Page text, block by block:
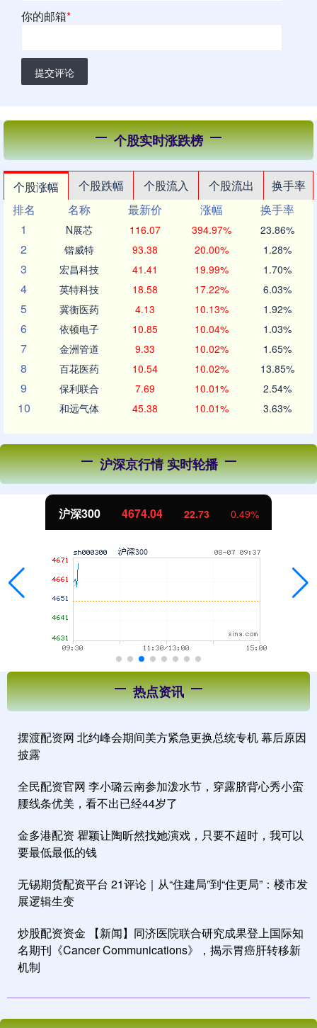
你的邮箱*
提交评论
个股实时涨跌榜
个股涨幅 个股跌幅 个股流入 个股流出
换手率
排名
名称 最新价 涨幅
换手率
1
N展芯 116.07 394.97% 23.86%
2 锴威特 93.38 20.00% 1.28%
3 宏昌科技 41.41 19.99% 1.70%
4 英特科技 18.58 17.22% 6.03%
5 冀衡医药 4.13 10.13% 1.92%
6 依顿电子 10.85 10.04% 1.03%
7 金洲管道 9.33 10.02% 1.65%
8 百花医药 10.54 10.02% 13.85%
9 保利联合 7.69 10.01% 2.54%
10 和远气体 45.38 10.01% 3.63%
沪深京行情 实时轮播
沪深300 4674.04 22.73 0.49%
热点资讯
摆渡配资网 北约峰会期间美方紧急更换总统专机 幕后原因
披露
全民配资官网 李小璐云南参加泼水节，穿露脐背心秀小蛮
腰线条优美，看不出已经44岁了
金多港配资 瞿颖让陶昕然找她演戏，只要不超时，我可以
要最低最低的钱
无锡期货配资平台 21评论｜从“住建局”到“住更局”：楼市发
展逻辑生变
炒股配资资金 【新闻】同济医院联合研究成果登上国际知
名期刊《Cancer Communications》，揭示胃癌肝转移新
机制